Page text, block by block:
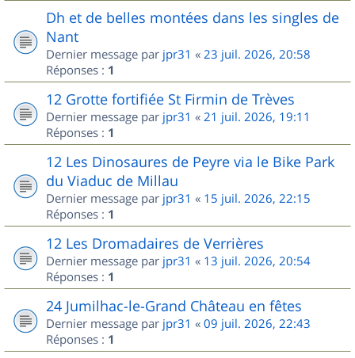
Dh et de belles montées dans les singles de
Nant
Dernier message par jpr31 « 23 juil. 2026, 20:58
Réponses : 1
12 Grotte fortifiée St Firmin de Trèves
Dernier message par jpr31 « 21 juil. 2026, 19:11
Réponses : 1
12 Les Dinosaures de Peyre via le Bike Park
du Viaduc de Millau
Dernier message par jpr31 « 15 juil. 2026, 22:15
Réponses : 1
12 Les Dromadaires de Verrières
Dernier message par jpr31 « 13 juil. 2026, 20:54
Réponses : 1
24 Jumilhac-le-Grand Château en fêtes
Dernier message par jpr31 « 09 juil. 2026, 22:43
Réponses : 1